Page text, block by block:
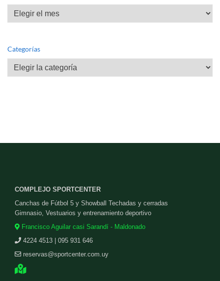
Archivos
Categorías
Categorías
COMPLEJO SPORTCENTER
Canchas de Fútbol 5 y Showball Techadas y cerradas
Gimnasio, Vestuarios y entrenamiento deportivo
Francisco Aguilar casi Sarandí - Maldonado
4224 4513 | 095 931 646
reservas@sportcenter.com.uy